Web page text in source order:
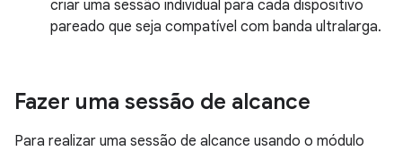
criar uma sessão individual para cada dispositivo
pareado que seja compatível com banda ultralarga.
Fazer uma sessão de alcance
Para realizar uma sessão de alcance usando o módulo